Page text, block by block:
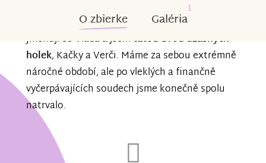
O zbierke Galéria
1
Jmenuji se Vláďa a jsem tátou dvou úžasných
holek, Kačky a Verči. Máme za sebou extrémně
náročné období, ale po vleklých a finančně
vyčerpávajících soudech jsme konečně spolu
natrvalo.